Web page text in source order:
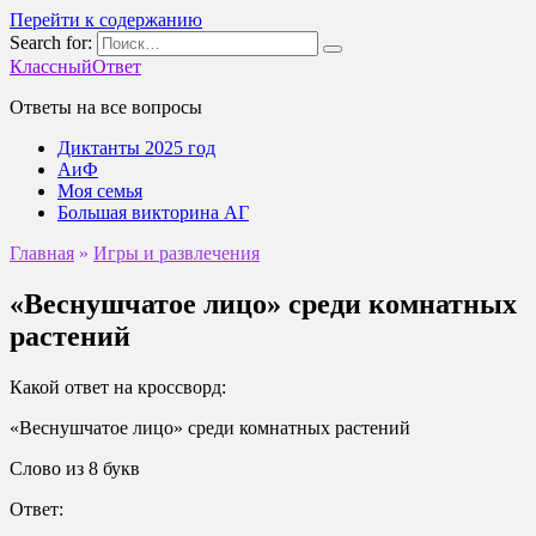
Перейти к содержанию
Search for:
КлассныйОтвет
Ответы на все вопросы
Диктанты 2025 год
АиФ
Моя семья
Большая викторина АГ
Главная » Игры и развлечения
«Веснушчатое лицо» среди комнатных
растений
Какой ответ на кроссворд:
«Веснушчатое лицо» среди комнатных растений
Слово из 8 букв
Ответ: